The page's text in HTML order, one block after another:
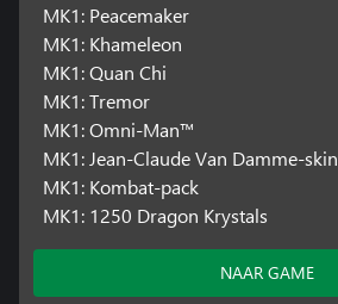
MK1: Peacemaker
MK1: Khameleon
MK1: Quan Chi
MK1: Tremor
MK1: Omni-Man™
MK1: Jean-Claude Van Damme-skin
MK1: Kombat-pack
MK1: 1250 Dragon Krystals
NAAR GAME